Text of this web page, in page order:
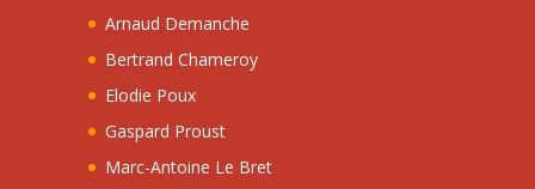
Arnaud Demanche
Bertrand Chameroy
Elodie Poux
Gaspard Proust
Marc-Antoine Le Bret